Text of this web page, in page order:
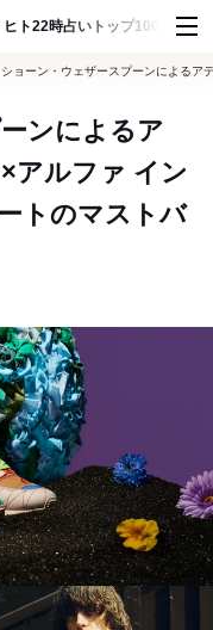
ト22時占い トップ100 スナッ
ショーン・ウェザースプーンによるア
ンによるア
アルファ イン
トのマストバ